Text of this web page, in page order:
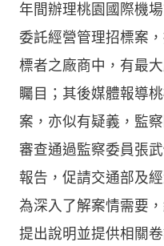
年間辦理桃園國際機
委託經營管理招標案
標者之廠商中，有最
矚目；其後媒體報導
案，亦似有疑義，監
審查通過監察委員張
報告，促請交通部及
為深入了解案情需要
提出說明並提供相關